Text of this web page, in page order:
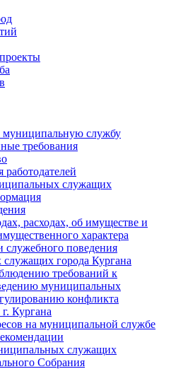
муниципальную службу
требования
служащих
расходах, об имуществе и
характера
служебного поведения
города Кургана
требований к
муниципальных
конфликта
Кургана
на муниципальной службе
служащих
Cобрания